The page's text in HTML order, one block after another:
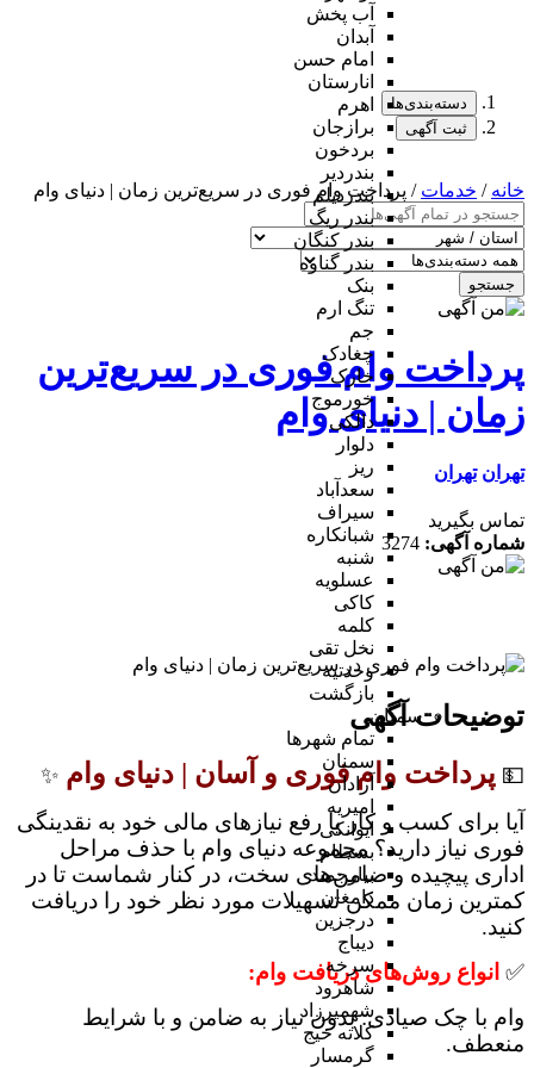
آب پخش
آبدان
امام حسن
انارستان
اهرم
برازجان
بردخون
بندردیر
بندردیلم
بندر ریگ
بندر کنگان
بندر گناوه
بنک
تنگ ارم
جم
چغادک
خارک
خورموج
دالکی
دلوار
ریز
سعدآباد
سیراف
شبانکاره
شنبه
عسلویه
کاکی
کلمه
نخل تقی
وحدتیه
بازگشت
سمنان
تمام شهر‌ها
سمنان
آرادان
امیریه
ایوانکی
بسطام
بیارجمند
دامغان
درجزین
دیباج
سرخه
شاهرود
شهمیرزاد
کلاته خیج
گرمسار
دسته‌بندی‌ها
ثبت آگهی
خانه/ خدمات/ پرداخت وام فوری در سریع‌ترین زمان | دنیای وام
جستجو
پرداخت وام فوری در سریع‌ترین
زمان | دنیای وام
تهران تهران
تماس بگیرید
شماره آگهی: 3274
توضیحات آگهی
💵 پرداخت وام فوری و آسان | دنیای وام✨
آیا برای کسب و کار یا رفع نیازهای مالی خود به نقدینگی
فوری نیاز دارید؟ مجموعه دنیای وام با حذف مراحل
اداری پیچیده و ضامن‌های سخت، در کنار شماست تا در
کمترین زمان ممکن تسهیلات مورد نظر خود را دریافت
کنید.
✅ انواع روش‌های دریافت وام:
وام با چک صیادی: بدون نیاز به ضامن و با شرایط
منعطف.